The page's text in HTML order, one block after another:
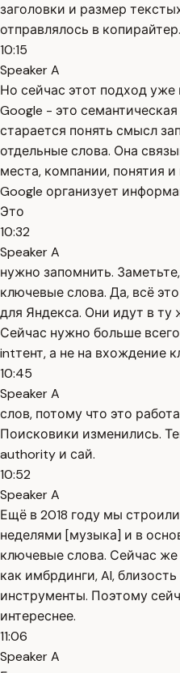
заголовки и размер
отправлялось в копирайтер.
10:15
Speaker A
Но сейчас этот подход уже
Google - это
старается понять смысл
отдельные слова. Она
места, компании, понятия
Google организует
Это
10:32
Speaker A
нужно запомнить.
ключевые слова. Да, всё
для Яндекса. Они идут в
Сейчас нужно больше
intтент, а не на вхождение
10:45
Speaker A
слов, потому что это
Поисковики изменились.
authority и сай.
10:52
Speaker A
Ещё в 2018 году мы
неделями [музыка] и в
ключевые слова. Сейчас же
как имбрдинги, AI,
инструменты. Поэтому
интереснее.
11:06
Speaker A